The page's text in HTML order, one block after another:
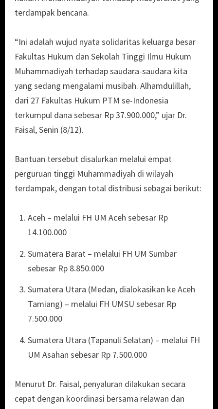
terdampak bencana.
“Ini adalah wujud nyata solidaritas keluarga besar
Fakultas Hukum dan Sekolah Tinggi Ilmu Hukum
Muhammadiyah terhadap saudara-saudara kita
yang sedang mengalami musibah. Alhamdulillah,
dari 27 Fakultas Hukum PTM se-Indonesia
terkumpul dana sebesar Rp 37.900.000,” ujar Dr.
Faisal, Senin (8/12).
Bantuan tersebut disalurkan melalui empat
perguruan tinggi Muhammadiyah di wilayah
terdampak, dengan total distribusi sebagai berikut:
Aceh – melalui FH UM Aceh sebesar Rp
14.100.000
Sumatera Barat – melalui FH UM Sumbar
sebesar Rp 8.850.000
Sumatera Utara (Medan, dialokasikan ke Aceh
Tamiang) – melalui FH UMSU sebesar Rp
7.500.000
Sumatera Utara (Tapanuli Selatan) – melalui FH
UM Asahan sebesar Rp 7.500.000
Menurut Dr. Faisal, penyaluran dilakukan secara
cepat dengan koordinasi bersama relawan dan